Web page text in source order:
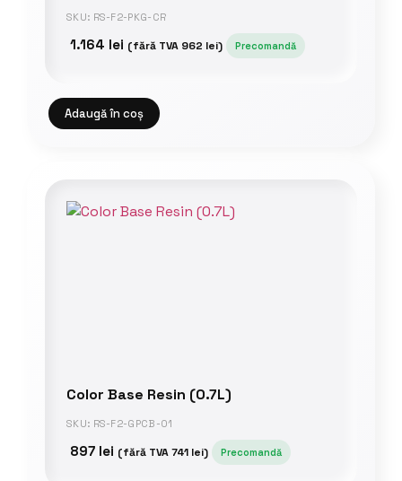
SKU: RS-F2-PKG-CR
1.164 lei (fără TVA 962 lei) Precomandă
Adaugă în coș
Color Base Resin (0.7L)
SKU: RS-F2-GPCB-01
897 lei (fără TVA741 lei) Precomandă